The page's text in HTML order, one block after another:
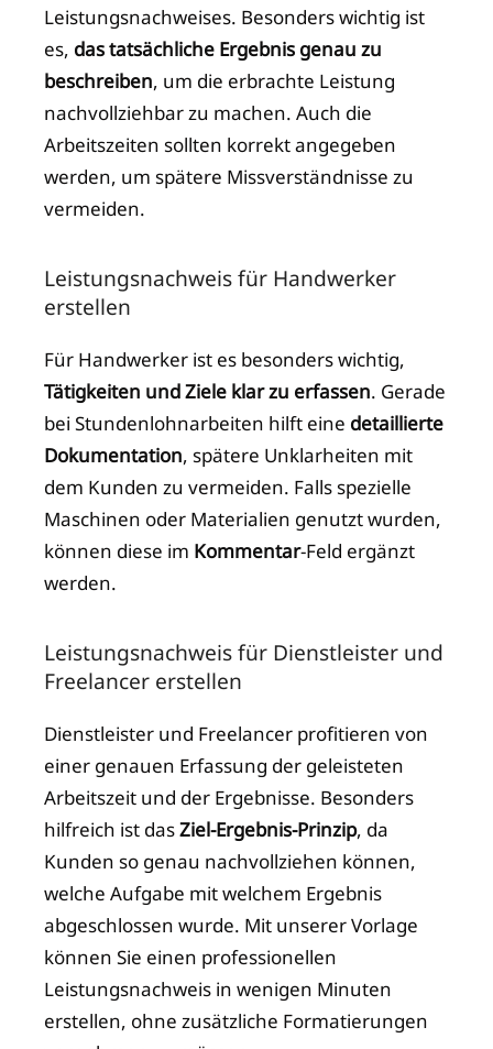
Leistungsnachweises. Besonders wichtig ist
es, das tatsächliche Ergebnis genau zu
beschreiben, um die erbrachte Leistung
nachvollziehbar zu machen. Auch die
Arbeitszeiten sollten korrekt angegeben
werden, um spätere Missverständnisse zu
vermeiden.
Leistungsnachweis für Handwerker
erstellen
Für Handwerker ist es besonders wichtig,
Tätigkeiten und Ziele klar zu erfassen. Gerade
bei Stundenlohnarbeiten hilft eine detaillierte
Dokumentation, spätere Unklarheiten mit
dem Kunden zu vermeiden. Falls spezielle
Maschinen oder Materialien genutzt wurden,
können diese im Kommentar-Feld ergänzt
werden.
Leistungsnachweis für Dienstleister und
Freelancer erstellen
Dienstleister und Freelancer profitieren von
einer genauen Erfassung der geleisteten
Arbeitszeit und der Ergebnisse. Besonders
hilfreich ist dasZiel-Ergebnis-Prinzip, da
Kunden so genau nachvollziehen können,
welche Aufgabe mit welchem Ergebnis
abgeschlossen wurde. Mit unserer Vorlage
können Sie einen professionellen
Leistungsnachweis in wenigen Minuten
erstellen, ohne zusätzliche Formatierungen